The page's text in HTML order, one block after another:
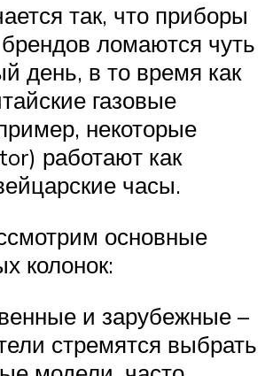
так, что приборы
ломаются чуть
день, в то время как
газовые
некоторые
работают как
часы.
основные
колонок:
и зарубежные –
стремятся выбрать